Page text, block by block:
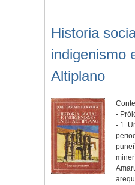
Historia
indigenismo
Altiplano
-
- 1.